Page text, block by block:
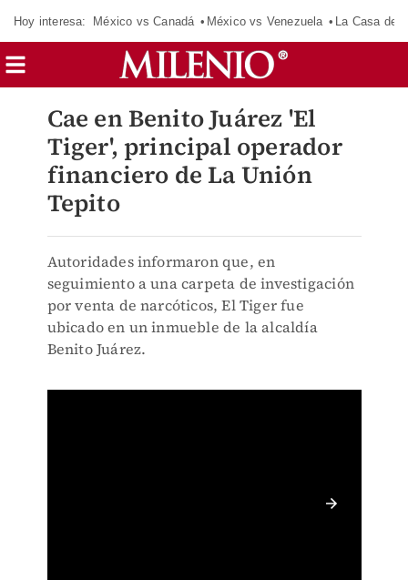
Hoy interesa: México vs Canadá México vs Venezuela La Casa de
Cae en Benito Juárez 'El
Tiger', principal operador
financiero de La Unión
Tepito
Autoridades informaron que, en
seguimiento a una carpeta de investigación
por venta de narcóticos, El Tiger fue
ubicado en un inmueble de la alcaldía
Benito Juárez.